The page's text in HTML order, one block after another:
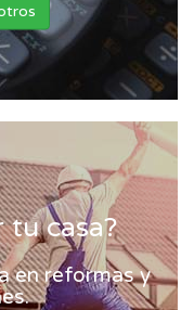
tu casa?
en reformas y